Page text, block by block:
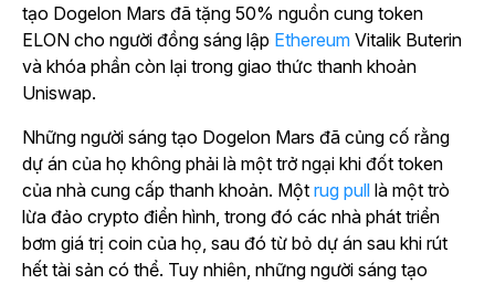
tạo Dogelon Mars đã tặng 50% nguồn cung token
ELON cho người đồng sáng lập Ethereum Vitalik Buterin
và khóa phần còn lại trong giao thức thanh khoản
Uniswap.
Những người sáng tạo Dogelon Mars đã củng cố rằng
dự án của họ không phải là một trở ngại khi đốt token
của nhà cung cấp thanh khoản. Một rug pull là một trò
lừa đảo crypto điển hình, trong đó các nhà phát triển
bơm giá trị coin của họ, sau đó từ bỏ dự án sau khi rút
hết tài sản có thể. Tuy nhiên, những người sáng tạo